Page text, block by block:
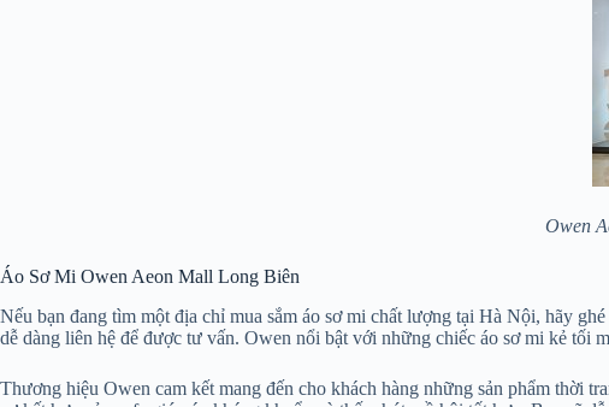
Owen
Áo Sơ Mi Owen Aeon Mall Long Biên
Nếu bạn đang tìm một địa chỉ mua sắm áo sơ mi chất lượng tại Hà Nội, hãy
dễ dàng liên hệ để được tư vấn. Owen nổi bật với những chiếc áo sơ mi kẻ tối
Thương hiệu Owen cam kết mang đến cho khách hàng những sản phẩm thời